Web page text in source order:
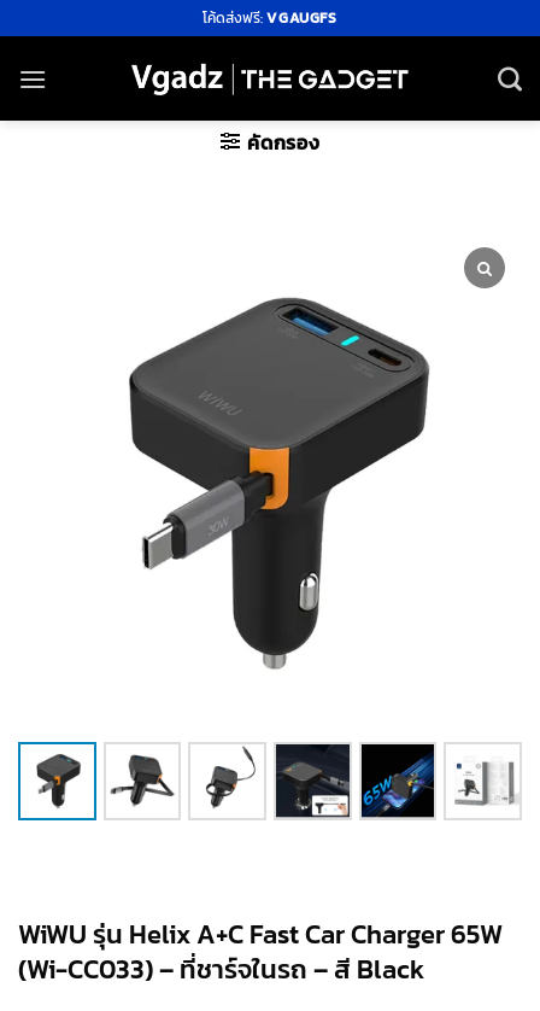
ไป
ยัง
โค้ดส่งฟรี:VGAUGFS
คัดกรอง
WiWU รุ่น Helix A+C Fast Car Charger 65W
(Wi-CC033) – ที่ชาร์จในรถ – สี Black